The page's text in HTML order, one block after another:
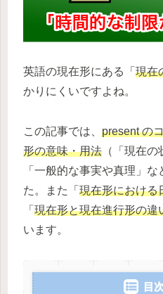
英語の現在形にある「 現在
かりにくいですよね。
この記事では、 present の
形の意味・用法 （「現在
「一般的な事実や真理」
た。また「 現在形における
「 現在形と現在進行形の違
います。
目次